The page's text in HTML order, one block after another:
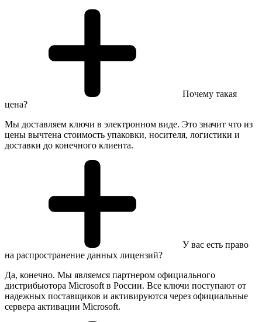
Почему такая
цена?
Мы доставляем ключи в электронном виде. Это значит что из
цены вычтена стоимость упаковки, носителя, логистики и
доставки до конечного клиента.
У вас есть право
на распространение данных лицензий?
Да, конечно. Мы являемся партнером официального
дистрибьютора Microsoft в России. Все ключи поступают от
надежных поставщиков и активируются через официальные
сервера активации Microsoft.